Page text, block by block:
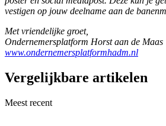
vestigen op jouw deelname aan de
Met vriendelijke groet,
Ondernemersplatform Horst aan de Maas
www.ondernemersplatformhadm.nl
Vergelijkbare artikelen
Meest recent